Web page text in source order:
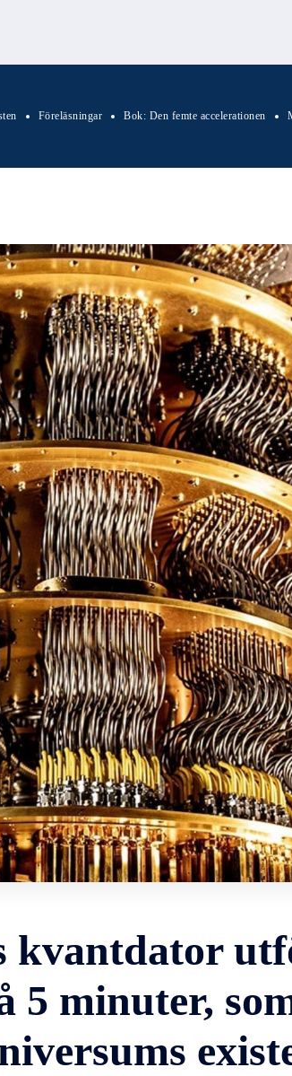
Föreläsningar Bok: Den femte accelerationen
kvantdator
5 minuter,